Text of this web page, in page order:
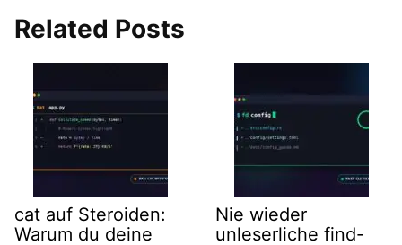
Related Posts
cat auf Steroiden:
Warum du deine
Nie wieder
unleserliche find-